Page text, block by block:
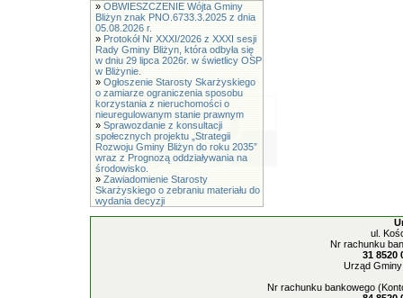
» OBWIESZCZENIE Wójta Gminy
Bliżyn znak PNO.6733.3.2025 z dnia
05.08.2026 r.
» Protokół Nr XXXI/2026 z XXXI sesji
Rady Gminy Bliżyn, która odbyła się
w dniu 29 lipca 2026r. w świetlicy OSP
w Bliżynie.
» Ogłoszenie Starosty Skarżyskiego
o zamiarze ograniczenia sposobu
korzystania z nieruchomości o
nieuregulowanym stanie prawnym
» Sprawozdanie z konsultacji
społecznych projektu „Strategii
Rozwoju Gminy Bliżyn do roku 2035”
wraz z Prognozą oddziaływania na
środowisko.
» Zawiadomienie Starosty
Skarżyskiego o zebraniu materiału do
wydania decyzji
ul.
Nr rachunku
31 8520
Urząd
Nr rachunku bankowego